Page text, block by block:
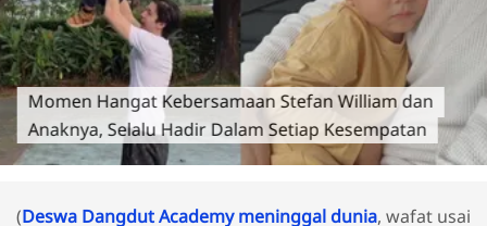
Momen Hangat Kebersamaan Stefan William dan
Anaknya, Selalu Hadir Dalam Setiap Kesempatan
(Deswa Dangdut Academy meninggal dunia, wafat usai